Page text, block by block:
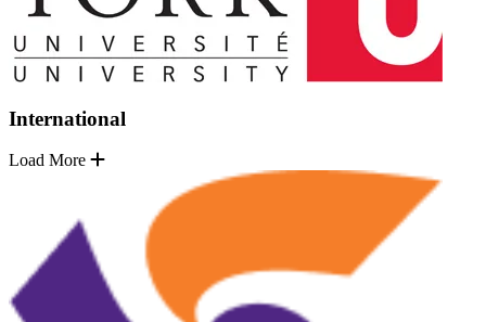
International
Load More